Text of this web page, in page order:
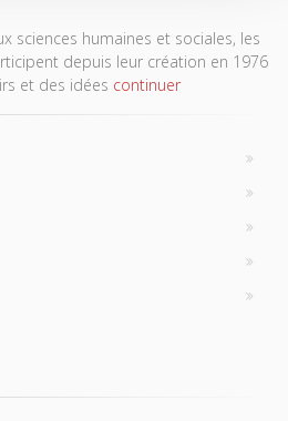
sciences humaines et sociales, les
depuis leur création en 1976
et des idées continuer